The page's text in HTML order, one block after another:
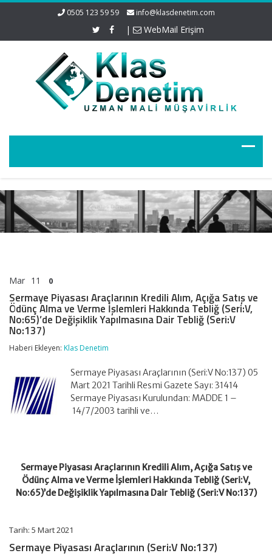
0505 123 59 59 info@klasdenetim.com
| WebMail Erişim
Mar 11 0
Sermaye Piyasası Araçlarının Kredili Alım, Açığa Satış ve
Ödünç Alma ve Verme İşlemleri Hakkında Tebliğ (Seri:V,
No:65)’de Değişiklik Yapılmasına Dair Tebliğ (Seri:V
No:137)
Haberi Ekleyen: Klas Denetim
Sermaye Piyasası Araçlarının (Seri:V No:137) 05
Mart 2021 Tarihli Resmi Gazete Sayı: 31414
Sermaye Piyasası Kurulundan: MADDE 1 –
14/7/2003 tarihli ve…
Sermaye Piyasası Araçlarının Kredili Alım, Açığa Satış ve
Ödünç Alma ve Verme İşlemleri Hakkında Tebliğ (Seri:V,
No:65)’de Değişiklik Yapılmasına Dair Tebliğ (Seri:V No:137)
Tarih: 5 Mart 2021
Sermaye Piyasası Araçlarının (Seri:V No:137)